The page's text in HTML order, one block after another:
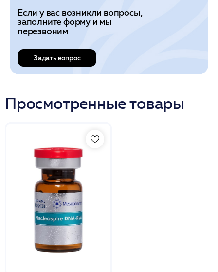
Если у вас возникли вопросы,
заполните форму и мы
перезвоним
Задать вопрос
Просмотренные товары